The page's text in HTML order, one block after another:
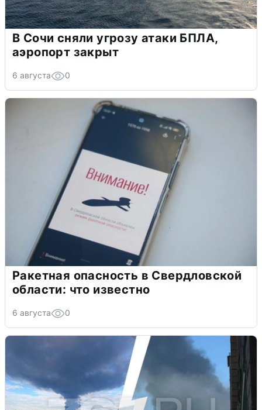
В Сочи сняли угрозу атаки БПЛА,
аэропорт закрыт
6 августа 0
Ракетная опасность в Свердловской
области: что известно
6 августа 0